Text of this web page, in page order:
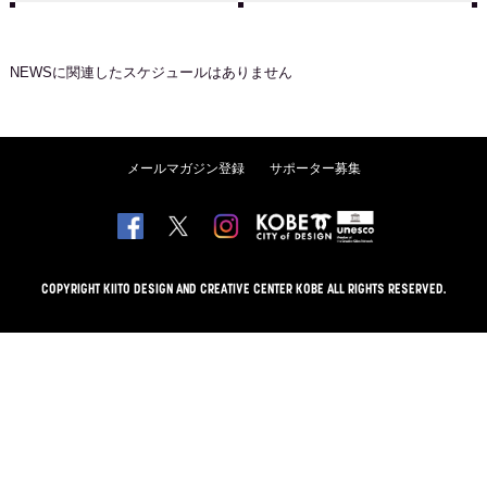
NEWSに関連したスケジュールはありません
メールマガジン登録 サポーター募集
COPYRIGHT KIITO DESIGN AND CREATIVE CENTER KOBE ALL RIGHTS RESERVED.